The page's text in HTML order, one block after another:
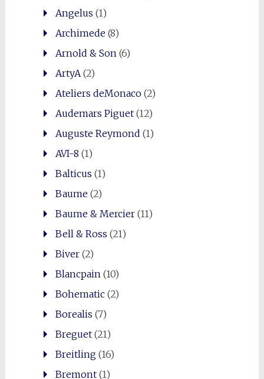
Angelus (1)
Archimede(8)
Arnold & Son (6)
ArtyA (2)
Ateliers deMonaco(2)
Audemars Piguet(12)
Auguste Reymond (1)
AVI-8 (1)
Balticus (1)
Baume(2)
Baume & Mercier(11)
Bell & Ross (21)
Biver(2)
Blancpain (10)
Bohematic(2)
Borealis (7)
Breguet(21)
Breitling(16)
Bremont(1)